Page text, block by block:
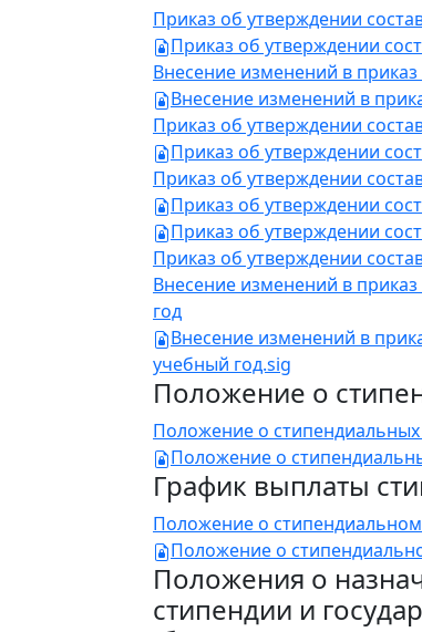
Приказ об утверждении
Приказ об утверждении
Внесение изменений в
Внесение изменений в
Приказ об утверждении
Приказ об утверждении
Приказ об утверждении
Приказ об утверждении
Приказ об утверждении
Приказ об утверждении
Внесение изменений в
год
Внесение изменений в
учебный год.sig
Положение о
Положение о
Положение о
График выплаты
Положение о
Положение о
Положения о
стипендии и